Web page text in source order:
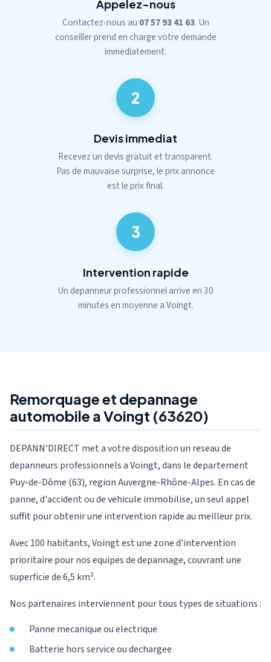
Appelez-nous
Contactez-nous au 07 57 93 41 63. Un
conseiller prend en charge votre demande
immediatement.
2
Devis immediat
Recevez un devis gratuit et transparent.
Pas de mauvaise surprise, le prix annonce
est le prix final.
3
Intervention rapide
Un depanneur professionnel arrive en 30
minutes en moyenne a Voingt.
Remorquage et depannage
automobile a Voingt (63620)
DEPANN'DIRECT met a votre disposition un reseau de
depanneurs professionnels a Voingt, dans le departement
Puy-de-Dôme (63), region Auvergne-Rhône-Alpes. En cas de
panne, d'accident ou de vehicule immobilise, un seul appel
suffit pour obtenir une intervention rapide au meilleur prix.
Avec 100 habitants, Voingt est une zone d'intervention
prioritaire pour nos equipes de depannage, couvrant une
superficie de 6,5 km².
Nos partenaires interviennent pour tous types de situations :
Panne mecanique ou electrique
Batterie hors service ou dechargee